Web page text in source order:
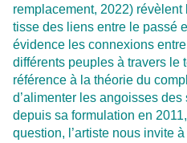
remplacement, 2022)
tisse des liens entre le passé
évidence les connexions
différents peuples à travers le
référence à la théorie du
d’alimenter les angoisses
depuis sa formulation en
question, l’artiste nous invite